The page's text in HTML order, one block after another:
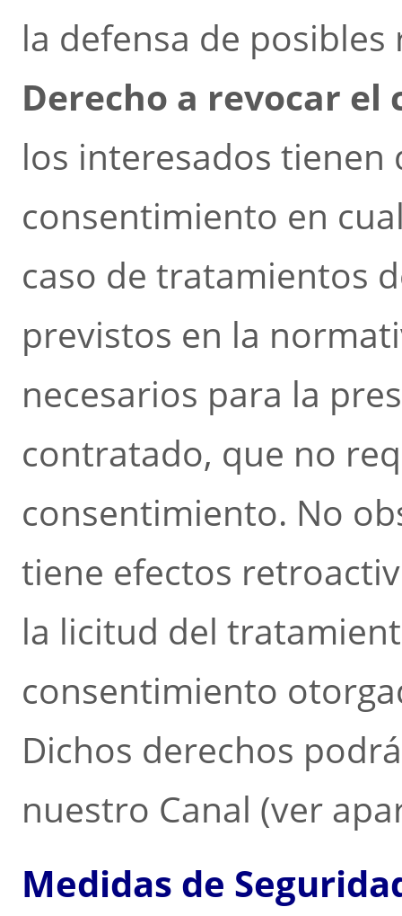
la defensa de posibles
Derecho a revocar
los interesados
consentimiento en
caso de tratamientos
previstos en la
necesarios para la
contratado, que no
consentimiento. No
tiene efectos
la licitud del
consentimiento
Dichos derechos
nuestro Canal (ver
Medidas de